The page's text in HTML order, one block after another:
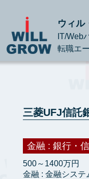
ウィル
IT/Web
転職エ
三菱UFJ信託
金融 : 銀行・
500～1400万円
金融 : 金融システ